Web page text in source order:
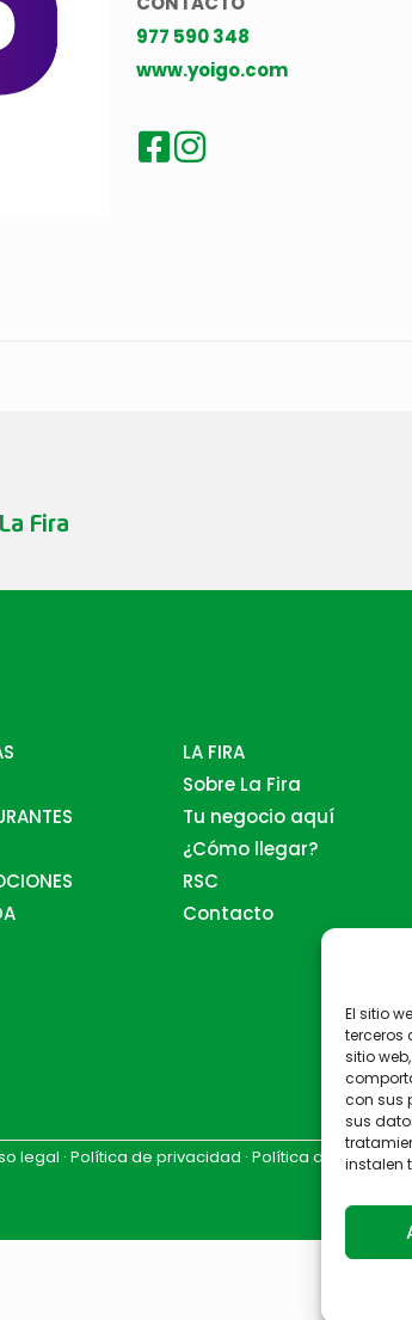
El sitio
terceros
sitio
con sus
sus
instalen
977 590 348
www.yoigo.com
Fira
LA FIRA
Sobre La Fira
Tu negocio aquí
¿Cómo llegar?
RSC
Contacto
legal · Política de privacidad · Política de cookies